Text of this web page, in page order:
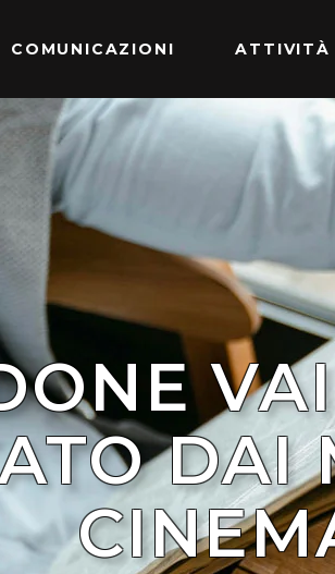
COMUNICAZIONI ATTIVITÀ
DAI